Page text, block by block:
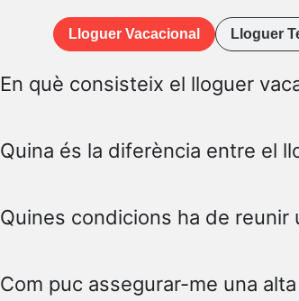
Lloguer Vacacional Lloguer
En què consisteix el lloguer
Quina és la diferència entre el
Quines condicions ha de reunir
Com puc assegurar-me una